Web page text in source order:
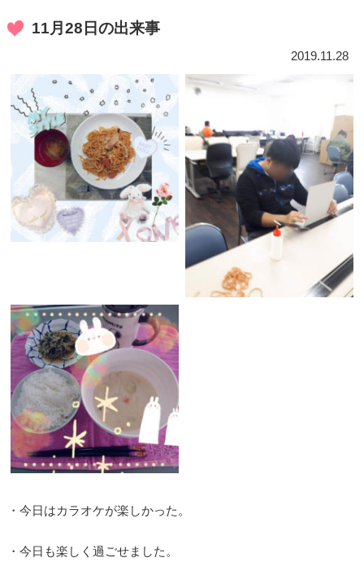
11月28日の出来事
2019.11.28
・今日はカラオケが楽しかった。
・今日も楽しく過ごせました。